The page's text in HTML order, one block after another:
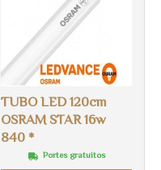
TUBO LED 120cm
OSRAM STAR 16w
840 *
Portes gratuitos